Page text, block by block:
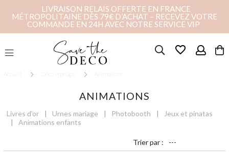
LIVRAISON RELAIS OFFERTE EN FRANCE
MÉTROPOLITAINE DÈS 79€ D’ACHAT – RECEVEZ VOTRE
COMMANDE EN 24H AVEC NOTRE SERVICE VIP
favorite_border
Accueil Déco mariage Animations
ANIMATIONS
Livres d'or Urnes mariage Photobooth
Jeux et pinatas
Animations enfants
Trier par :